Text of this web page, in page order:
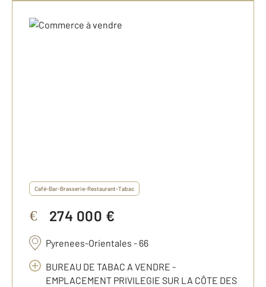
Café-Bar-Brasserie-Restaurant-Tabac
€ 274 000 €
Pyrenees-Orientales - 66
BUREAU DE TABAC A VENDRE -
EMPLACEMENT PRIVILEGIE SUR LA CÔTE DES